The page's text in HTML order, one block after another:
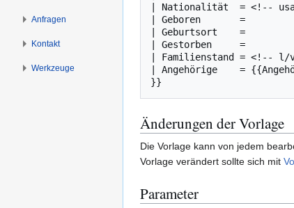
| Nationalität  = <!--
| Geboren       =
| Geburtsort    =
| Gestorben     =
| Familienstand = <!-- l/
| Angehörige    =
}}
Änderungen der Vorlage
Die Vorlage kann von jedem
Vorlage verändert sollte sich mit
Parameter
Anfragen
Kontakt
Werkzeuge